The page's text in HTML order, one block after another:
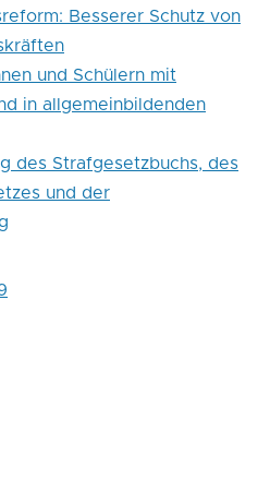
Besserer Schutz von
und Schülern mit
in allgemeinbildenden
des Strafgesetzbuchs, des
und der